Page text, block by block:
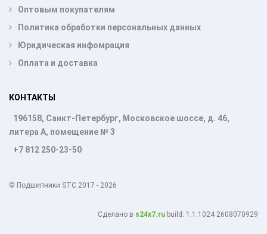
Оптовым покупателям
Политика обработки персональных данных
Юридическая инфомрация
Оплата и доставка
КОНТАКТЫ
196158, Санкт-Петербург, Московское шоссе, д. 46,
литера А, помещение № 3
+7 812 250-23-50
© Подшипники STC 2017 - 2026
Cделано в s24x7.ru build: 1.1.1024 2608070929